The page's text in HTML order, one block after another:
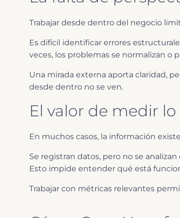
Trabajar desde dentro del negocio
Es difícil identificar errores
veces, los problemas se normalizan o
Una mirada externa aporta claridad,
desde dentro no se ven.
El valor de medir
En muchos casos, la información
Se registran datos, pero no se
Esto impide entender qué está
Trabajar con métricas relevantes